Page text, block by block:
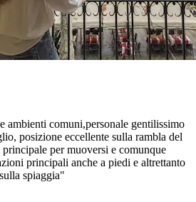
ambienti comuni,personale gentilissimo
posizione eccellente sulla rambla del
per muoversi e comunque
principali anche a piedi e altrettanto
spiaggia"